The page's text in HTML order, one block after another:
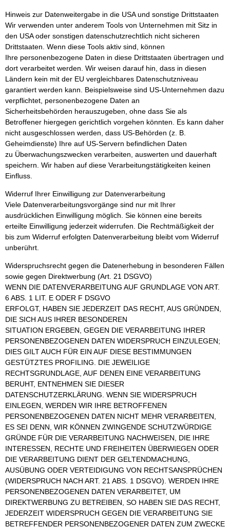
Hinweis zur Datenweitergabe in die USA und sonstige Drittstaaten
Wir verwenden unter anderem Tools von Unternehmen mit Sitz in
den USA oder sonstigen datenschutzrechtlich nicht sicheren
Drittstaaten. Wenn diese Tools aktiv sind, können
Ihre personenbezogene Daten in diese Drittstaaten übertragen und
dort verarbeitet werden. Wir weisen darauf hin, dass in diesen
Ländern kein mit der EU vergleichbares Datenschutzniveau
garantiert werden kann. Beispielsweise sind US-Unternehmen dazu
verpflichtet, personenbezogene Daten an
Sicherheitsbehörden herauszugeben, ohne dass Sie als
Betroffener hiergegen gerichtlich vorgehen könnten. Es kann daher
nicht ausgeschlossen werden, dass US-Behörden (z. B.
Geheimdienste) Ihre auf US-Servern befindlichen Daten
zu Überwachungszwecken verarbeiten, auswerten und dauerhaft
speichern. Wir haben auf diese Verarbeitungstätigkeiten keinen
Einfluss.
Widerruf Ihrer Einwilligung zur Datenverarbeitung
Viele Datenverarbeitungsvorgänge sind nur mit Ihrer
ausdrücklichen Einwilligung möglich. Sie können eine bereits
erteilte Einwilligung jederzeit widerrufen. Die Rechtmäßigkeit der
bis zum Widerruf erfolgten Datenverarbeitung bleibt vom Widerruf
unberührt.
Widerspruchsrecht gegen die Datenerhebung in besonderen Fällen
sowie gegen Direktwerbung (Art. 21 DSGVO)
WENN DIE DATENVERARBEITUNG AUF GRUNDLAGE VON ART.
6 ABS. 1 LIT. E ODER F DSGVO
ERFOLGT, HABEN SIE JEDERZEIT DAS RECHT, AUS GRÜNDEN,
DIE SICH AUS IHRER BESONDEREN
SITUATION ERGEBEN, GEGEN DIE VERARBEITUNG IHRER
PERSONENBEZOGENEN DATEN WIDERSPRUCH EINZULEGEN;
DIES GILT AUCH FÜR EIN AUF DIESE BESTIMMUNGEN
GESTÜTZTES PROFILING. DIE JEWEILIGE
RECHTSGRUNDLAGE, AUF DENEN EINE VERARBEITUNG
BERUHT, ENTNEHMEN SIE DIESER
DATENSCHUTZERKLÄRUNG. WENN SIE WIDERSPRUCH
EINLEGEN, WERDEN WIR IHRE BETROFFENEN
PERSONENBEZOGENEN DATEN NICHT MEHR VERARBEITEN,
ES SEI DENN, WIR KÖNNEN ZWINGENDE SCHUTZWÜRDIGE
GRÜNDE FÜR DIE VERARBEITUNG NACHWEISEN, DIE IHRE
INTERESSEN, RECHTE UND FREIHEITEN ÜBERWIEGEN ODER
DIE VERARBEITUNG DIENT DER GELTENDMACHUNG,
AUSÜBUNG ODER VERTEIDIGUNG VON RECHTSANSPRÜCHEN
(WIDERSPRUCH NACH ART. 21 ABS. 1 DSGVO). WERDEN IHRE
PERSONENBEZOGENEN DATEN VERARBEITET, UM
DIREKTWERBUNG ZU BETREIBEN, SO HABEN SIE DAS RECHT,
JEDERZEIT WIDERSPRUCH GEGEN DIE VERARBEITUNG SIE
BETREFFENDER PERSONENBEZOGENER DATEN ZUM ZWECKE